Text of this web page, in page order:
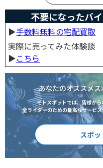
不要になったバ
▶︎手数料無料の宅配買取
実際に売ってみた体験談
▶︎こちら
あなたのオススメ
モトスポットでは、皆様か
全ライダーのための最高なサービ
スポ